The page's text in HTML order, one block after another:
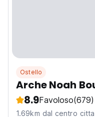
Ostello
Arche Noah
8.9Favoloso(679)
1.69km dal centro citta